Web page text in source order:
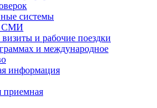
системы
СМИ
и рабочие поездки
и международное
информация
приемная